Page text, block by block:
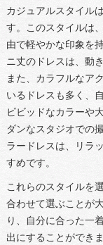
カジュアルスタイル
す。このスタイルは
由で軽やかな印象を
ニ丈のドレスは、動
また、カラフルなア
いるドレスも多く、
ビビッドなカラーや
ダンなスタジオでの
ラードレスは、リラ
すめです。
これらのスタイルを
合わせて選ぶことが
り、自分に合った一
出にすることができま